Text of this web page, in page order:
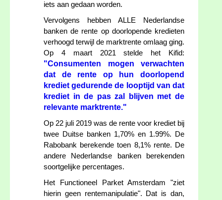
iets aan gedaan worden.
Vervolgens hebben ALLE Nederlandse
banken de rente op doorlopende kredieten
verhoogd terwijl de marktrente omlaag ging.
Op 4 maart 2021 stelde het Kifid:
"Consumenten mogen verwachten
dat de rente op hun doorlopend
krediet gedurende de looptijd van dat
krediet in de pas zal blijven met de
relevante marktrente."
Op 22 juli 2019 was de rente voor krediet bij
twee Duitse banken 1,70% en 1.99%. De
Rabobank berekende toen 8,1% rente. De
andere Nederlandse banken berekenden
soortgelijke percentages.
Het Functioneel Parket Amsterdam "ziet
hierin geen rentemanipulatie". Dat is dan,